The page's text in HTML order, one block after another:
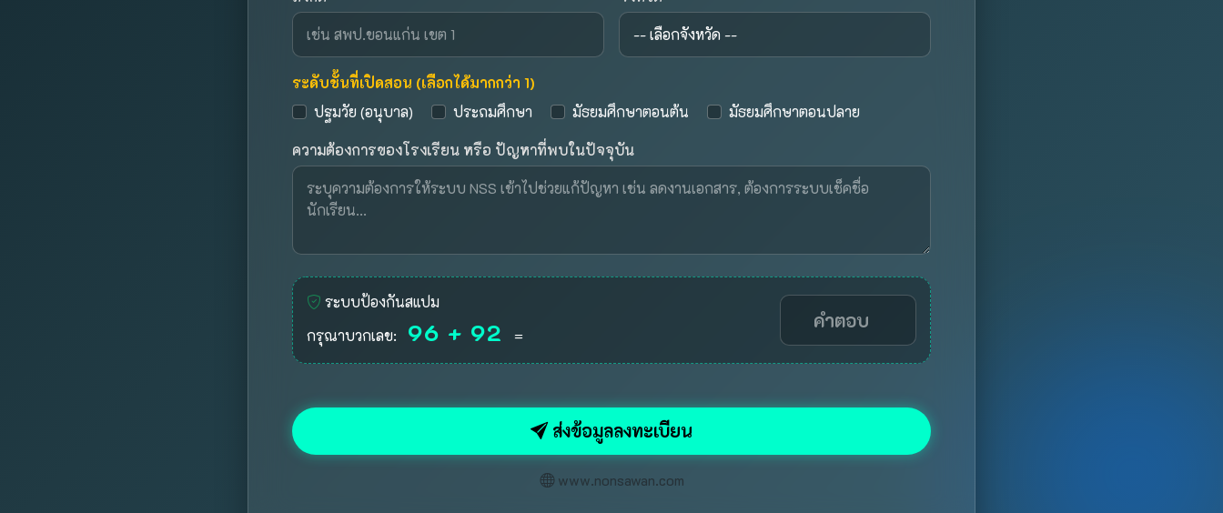
ระดับชั้นที่เปิดสอน (เลือกได้มากกว่า 1)
ปฐมวัย (อนุบาล)
ประถมศึกษา มัธยมศึกษาตอนต้น
มัธยมศึกษาตอนปลาย
ความต้องการของโรงเรียน หรือ ปัญหาที่พบในปัจจุบัน
ระบบป้องกันสแปม
กรุณาบวกเลข:
96 + 92 =
ส่งข้อมูลลงทะเบียน
www.nonsawan.com